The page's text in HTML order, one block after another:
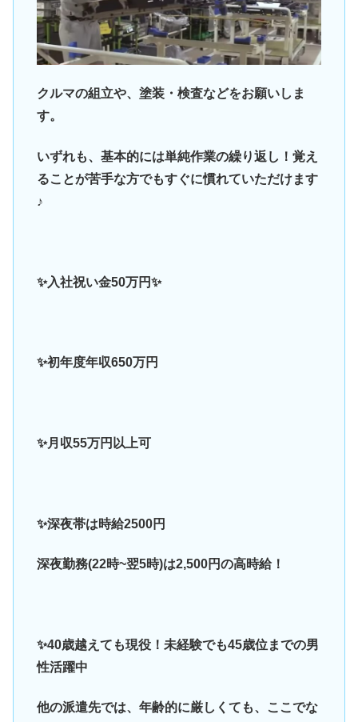
クルマの組立や、塗装・検査などをお願いしま
す。
いずれも、基本的には単純作業の繰り返し！覚え
ることが苦手な方でもすぐに慣れていただけます
♪
✨入社祝い金50万円✨
✨初年度年収650万円
✨月収55万円以上可
✨深夜帯は時給2500円
深夜勤務(22時~翌5時)は2,500円の高時給！
✨40歳越えても現役！未経験でも45歳位までの男
性活躍中
他の派遣先では、年齢的に厳しくても、ここでな